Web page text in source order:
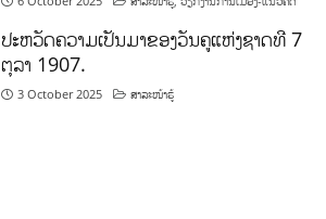
ປະຫວັດຄວາມເປັນມາຂອງວັນຄູແຫ່ງຊາດທີ 7
ຕຸລາ 1907.
3 October 2025 ສາລະໜ້າຮູ້